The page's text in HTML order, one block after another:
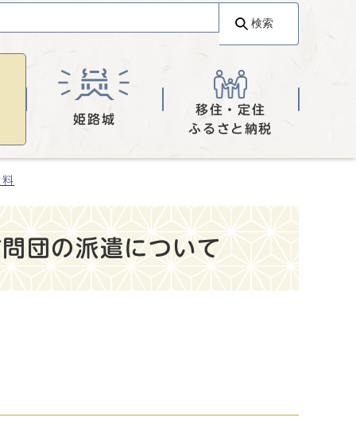
検索
姫路城
移住・定住
ふるさと納税
団の派遣について